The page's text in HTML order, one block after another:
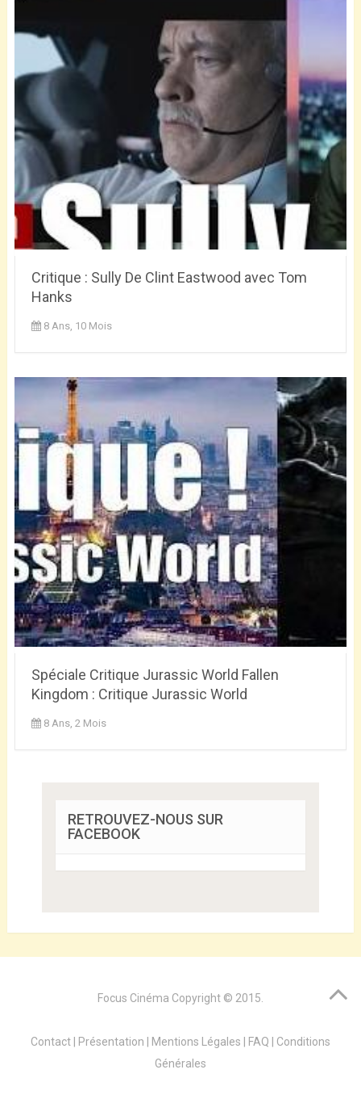
Critique : Sully De Clint Eastwood avec Tom
Hanks
8 Ans, 10 Mois
Spéciale Critique Jurassic World Fallen
Kingdom : Critique Jurassic World
8 Ans, 2 Mois
RETROUVEZ-NOUS SUR
FACEBOOK
Focus Cinéma Copyright © 2015.
Contact | Présentation | Mentions Légales | FAQ | Conditions
Générales